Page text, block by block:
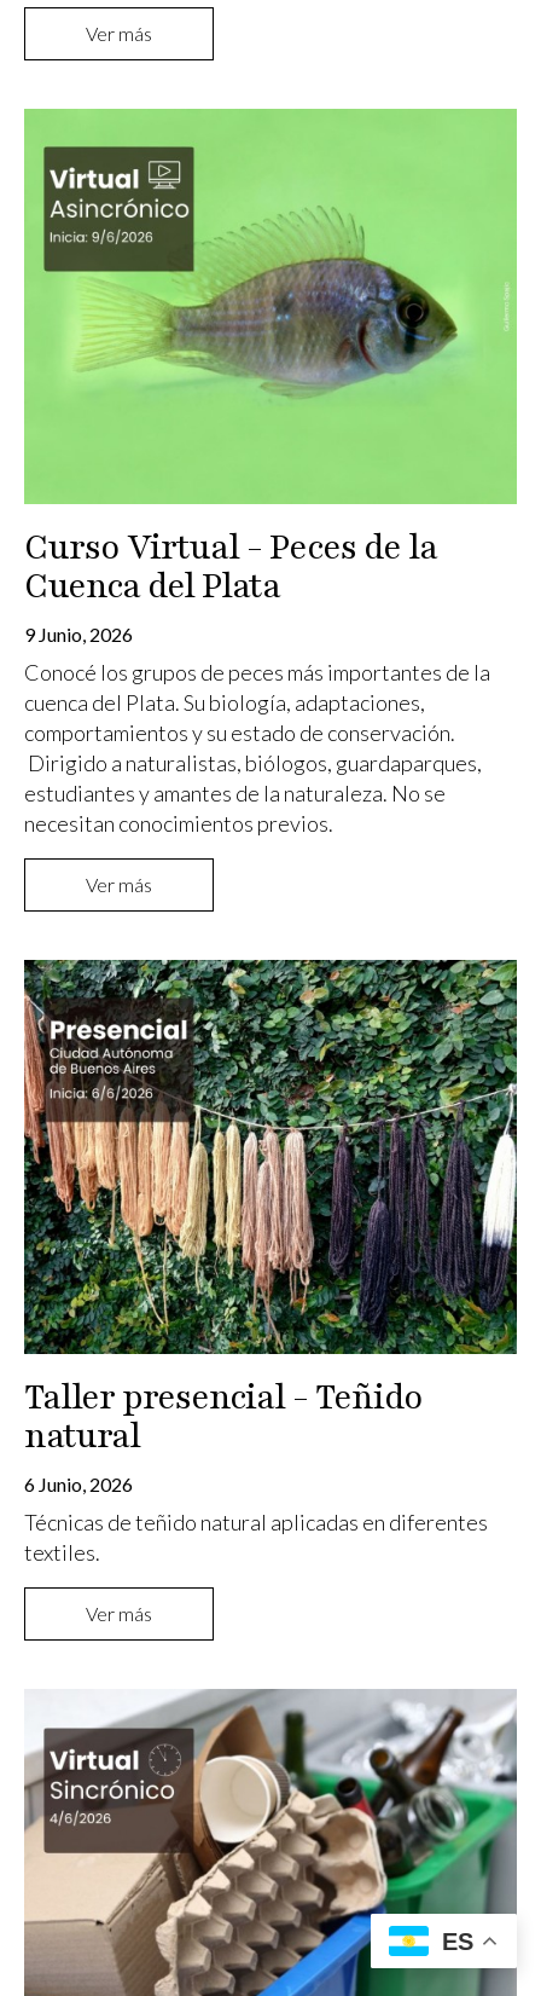
ES
Ver más
Curso Virtual - Peces de la
Cuenca del Plata
9 Junio, 2026
Conocé los grupos de peces más importantes de la
cuenca del Plata. Su biología, adaptaciones,
comportamientos y su estado de conservación.
Dirigido a naturalistas, biólogos, guardaparques,
estudiantes y amantes de la naturaleza. No se
necesitan conocimientos previos.
Ver más
Taller presencial - Teñido
natural
6 Junio, 2026
Técnicas de teñido natural aplicadas en diferentes
textiles.
Ver más